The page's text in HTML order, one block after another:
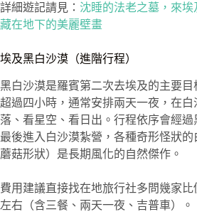
詳細遊記請見： 沈睡的法老之墓，來
藏在地下的美麗壁畫
埃及黑白沙漠（進階行程）
黑白沙漠是羅賓第二次去埃及的主要
超過四小時，通常安排兩天一夜，在白
落、看星空、看日出。行程依序會經過
最後進入白沙漠紮營，各種奇形怪狀的
蘑菇形狀）是長期風化的自然傑作。
費用建議直接找在地旅行社多問幾家
左右（含三餐、兩天一夜、吉普車）。